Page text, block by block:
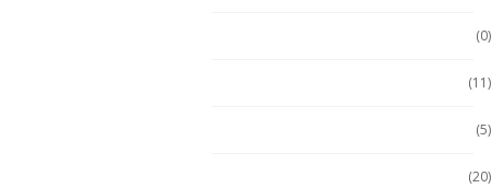
(0)
(11)
(5)
(20)